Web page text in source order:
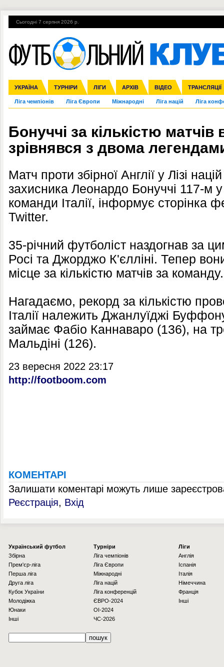
Сьогодні 7 серпня 2026 р.
УКРАЇНА ТУРНІРИ ЛІГИ АРХІВ ВІДЕО ТРАНСЛЯЦІЇ
Збірна Прем'єр-ліга Перша ліга Друга ліга Кубок України
Ліга чемпіонів Ліга Європи Міжнародні Ліга націй Ліга
Англія Іспанія Італія Німеччина Франція Інші
ЧС-2014 ЄВРО-2016 Росія Кубок конфедерацій ЧЄ-2015 (U-
Гарячі теми УПЛ, 1-й тур ВІЙНА УПЛ-ПЕРЕХОДИ
Бонуччі за кількістю матчів в
зрівнявся з двома
Матч проти збірної Англії у Лізі
захисника Леонардо Бонуччі 117-м у
команди Італії, інформує сторінка
Twitter.
35-річний футболіст наздогнав за
Росі та Джорджо К'єлліні. Тепер
місце за кількістю матчів за команду.
Нагадаємо, рекорд за кількістю
Італії належить Джанлуїджі
займає Фабіо Каннаваро (136), на
Мальдіні (126).
23 вересня 2022 23:17
http://footboom.com
КОМЕНТАРІ
Залишати коментарі можуть лише
Реєстрація, Вхід
Українcький футбол
Збірна
Прем'єр-ліга
Перша ліга
Друга ліга
Кубок України
Молодіжка
Юнаки
Інші
Турніри
Ліга чемпіонів
Ліга Європи
Міжнародні
Ліга націй
Ліга конференцій
ЄВРО-2024
OI-2024
ЧС-2026
Ліги
Англія
Іспанія
Італія
Німеччина
Франція
Інші